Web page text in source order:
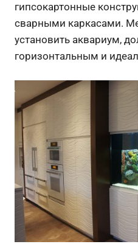
гипсокартонные
сварными каркасами.
установить аквариум,
горизонтальным и